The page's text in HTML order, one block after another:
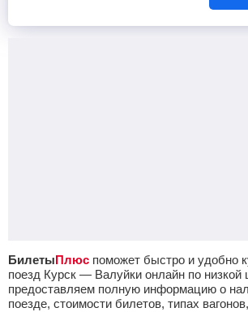
БилетыПлюс поможет быстро и удобно
поезд Курск — Валуйки онлайн по низкой
предоставляем полную информацию о
поезде, стоимости билетов, типах